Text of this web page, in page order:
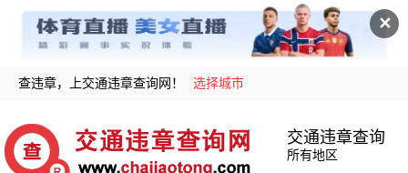
✕
查违章，上交通违章查询网！ 选择城市
交通违章查询
所有地区